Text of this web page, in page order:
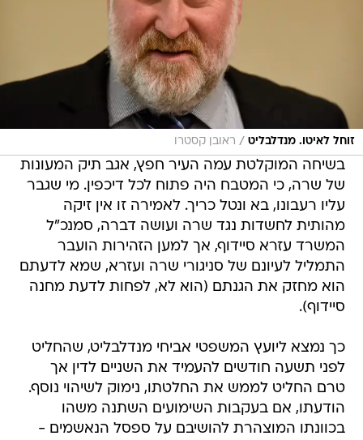
זוחל לאיטו. מנדלבליט / ראובן קסטרו
בשיחה המוקלטת עמה העיר חפץ, אגב תיק המעונות
של שרה, כי המטבח היה פתוח לכל דיכפין. מי שגבר
עליו רעבונו, בא ונטל כריך. לאמירה זו אין זיקה
מהותית לחשדות נגד שרה ועושה דברה, סמנכ"ל
המשרד עזרא סיידוף, אך למען הזהירות הועבר
התמליל לעיונם של סניגורי שרה ועזרא, שמא לדעתם
הוא מחזק את הגנתם (הוא לא, לפחות לדעת מחנה
סיידוף).
כך נמצא ליועץ המשפטי אביחי מנדלבליט, שהחליט
לפני תשעה חודשים להעמיד את השניים לדין אך
טרם החליט לממש את החלטתו, נימוק לשיהוי נוסף.
הודעתו, אם בעקבות השימועים השתנה משהו
בכוונתו המוצהרת להושיבם על ספסל הנאשמים -